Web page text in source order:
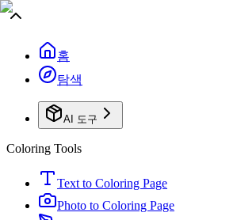
홈
탐색
AI 도구
Coloring Tools
Text to Coloring Page
Photo to Coloring Page